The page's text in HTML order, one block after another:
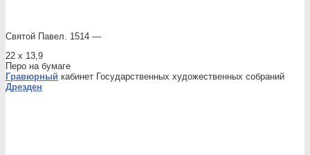
Святой Павел. 1514 —
22 x 13,9
Перо на бумаге
Гравюрный кабинет Государственных художественных собраний
Дрезден